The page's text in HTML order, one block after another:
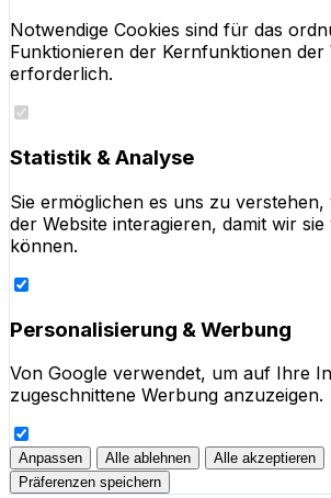
Notwendige Cookies sind für das
Funktionieren der Kernfunktionen der
erforderlich.
Statistik & Analyse
Sie ermöglichen es uns zu
der Website interagieren, damit wir
können.
Personalisierung & Werbung
Von Google verwendet, um auf Ihre
zugeschnittene Werbung anzuzeigen.
Anpassen Alle ablehnen
Alle akzeptieren
Präferenzen speichern